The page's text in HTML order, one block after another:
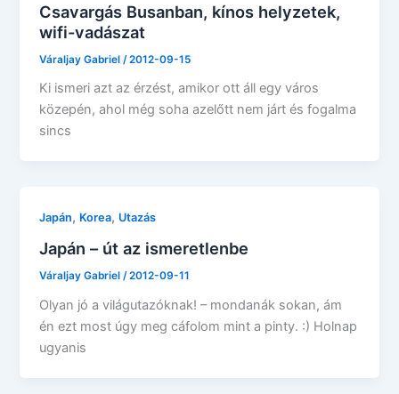
Csavargás Busanban, kínos helyzetek,
wifi-vadászat
Váraljay Gabriel /2012-09-15
Ki ismeri azt az érzést, amikor ott áll egy város
közepén, ahol még soha azelőtt nem járt és fogalma
sincs
Japán, Korea, Utazás
Japán – út az ismeretlenbe
Váraljay Gabriel/2012-09-11
Olyan jó a világutazóknak! – mondanák sokan, ám
én ezt most úgy meg cáfolom mint a pinty. :) Holnap
ugyanis